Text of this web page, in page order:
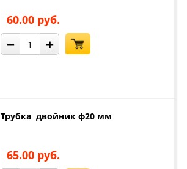
60.00 руб.
− +
Трубка двойник ф20 мм
65.00 руб.